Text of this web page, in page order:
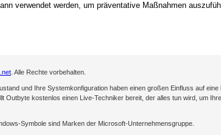
verwendet werden, um präventative Maßnahmen
. Alle Rechte vorbehalten.
und Ihre Systemkonfiguration haben einen großen Einfluss auf
Outbyte kostenlos einen Live-Techniker bereit, der alles tun wird, um
Symbole sind Marken der Microsoft-Unternehmensgruppe.